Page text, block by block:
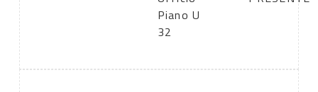
Piano U
32